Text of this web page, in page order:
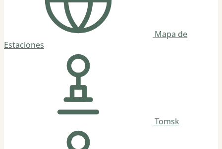
Mapa de
Estaciones
Tomsk